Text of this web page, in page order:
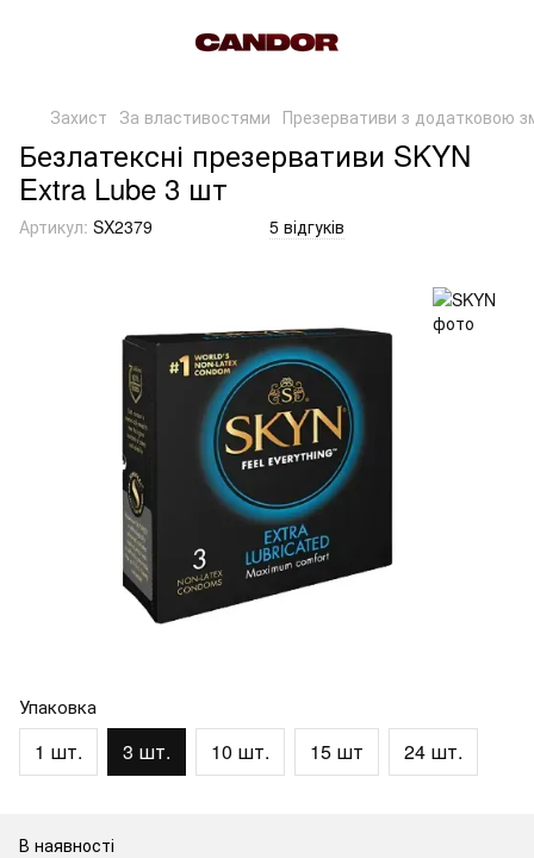
Захист За властивостями Презервативи з додатковою
Безлатексні презервативи SKYN
Extra Lube 3 шт
Артикул: SX2379 5 відгуків
Упаковка
1 шт. 3 шт. 10 шт. 15 шт 24 шт.
В наявності